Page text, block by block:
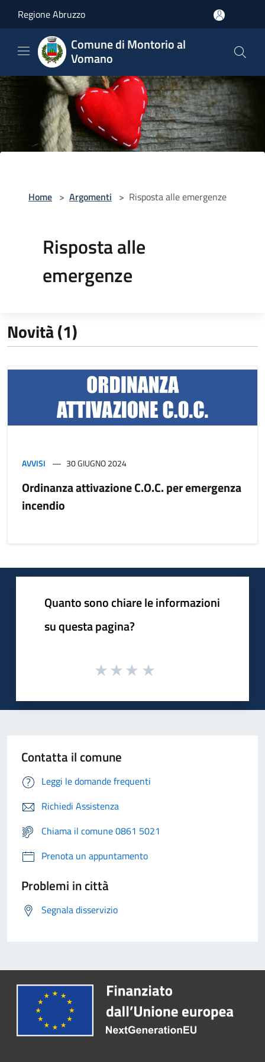
Regione Abruzzo
Comune di Montorio al
Vomano
Home > Argomenti > Risposta alle emergenze
Risposta alle
emergenze
Novità (1)
AVVISI 30 GIUGNO 2024
Ordinanza attivazione C.O.C. per emergenza
incendio
Quanto sono chiare le informazioni
su questa pagina?
Contatta il comune
Leggi le domande frequenti
Richiedi Assistenza
Chiama il comune 0861 5021
Prenota un appuntamento
Problemi in città
Segnala disservizio